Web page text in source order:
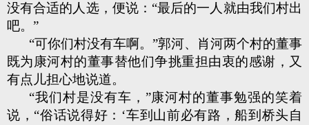
没有合适的人选，便说：“最后的一人就由我们村出
吧。”
“可你们村没有车啊。”郭河、肖河两个村的董事
既为康河村的董事替他们争挑重担由衷的感谢，又
有点儿担心地说道。
“我们村是没有车，”康河村的董事勉强的笑着
说，“俗话说得好：‘车到山前必有路，船到桥头自